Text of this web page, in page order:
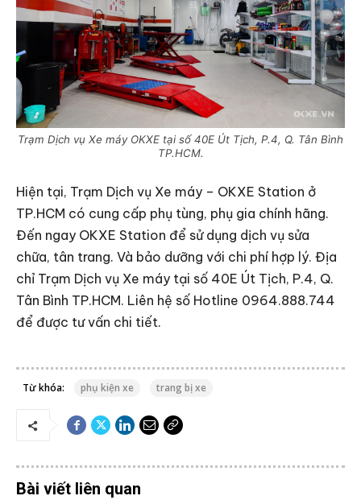
Trạm Dịch vụ Xe máy OKXE tại số 40E Út Tịch, P.4, Q. Tân Bình
TP.HCM.
Hiện tại, Trạm Dịch vụ Xe máy – OKXE Station ở
TP.HCM có cung cấp phụ tùng, phụ gia chính hãng.
Đến ngay OKXE Station để sử dụng dịch vụ sửa
chữa, tân trang. Và bảo dưỡng với chi phí hợp lý. Địa
chỉ Trạm Dịch vụ Xe máy tại số 40E Út Tịch, P.4, Q.
Tân Bình TP.HCM. Liên hệ số Hotline 0964.888.744
để được tư vấn chi tiết.
Từ khóa: phụ kiện xe trang bị xe
Bài viết liên quan